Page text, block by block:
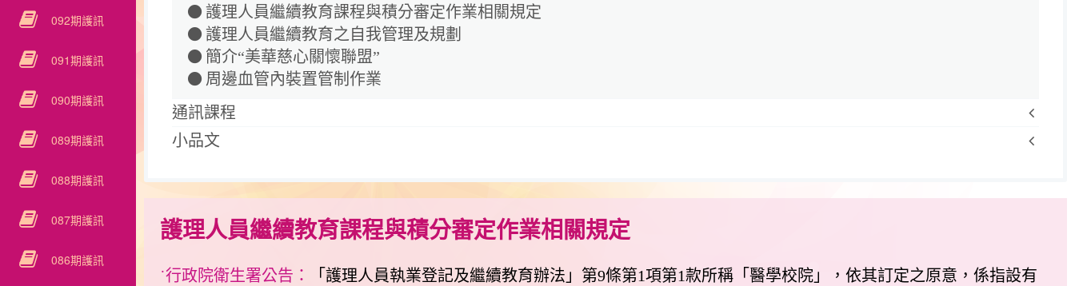
092期護訊
091期護訊
090期護訊
089期護訊
088期護訊
087期護訊
086期護訊
護理人員繼續教育課程與積分審定作業相關規定
護理人員繼續教育之自我管理及規劃
簡介“美華慈心關懷聯盟”
周邊血管內裝置管制作業
通訊課程
小品文
護理人員繼續教育課程與積分審定作業相關規定
˙行政院衛生署公告：
「護理人員執業登記及繼續教育辦法」第9條第1項第1款所稱「醫學校院」，依其訂定之原意，係指設有